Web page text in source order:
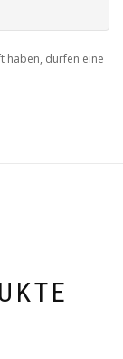
haben, dürfen eine